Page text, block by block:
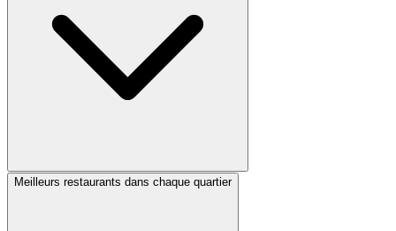
Meilleurs restaurants dans chaque quartier